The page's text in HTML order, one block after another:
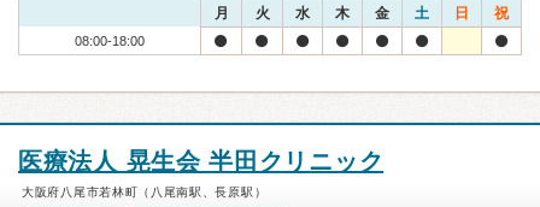
月 火 水 木 金 土 日 祝
08:00-18:00
医療法人 晃生会 半田クリニック
大阪府八尾市若林町（八尾南駅、長原駅）